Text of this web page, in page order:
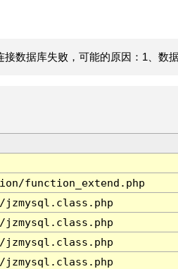
接数据库失败，可能的原因：1、数
function_extend.php